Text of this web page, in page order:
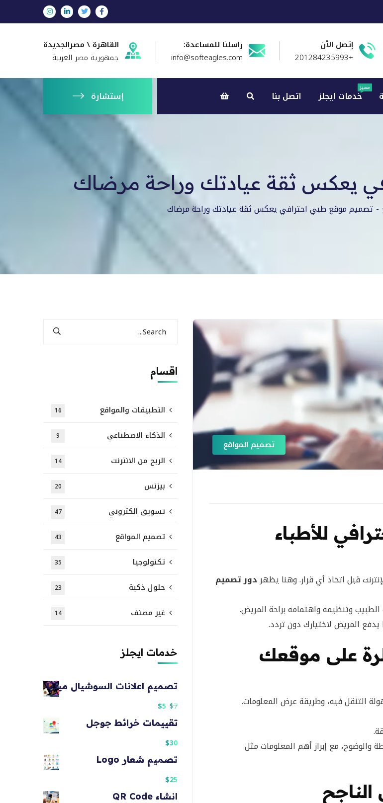
إتصل الأن
+201284235993
راسلنا للمساعدة:
info@softeagles.com
القاهرة \ مصرالجديدة
جمهورية مصر العربية
خدمات ايجلز
مميز
اتصل بنا إستشارة
يعكس ثقة عيادتك وراحة مرضاك
تصميم موقع طبي احترافي يعكس ثقة عيادتك وراحة مرضاك
تصميم المواقع
للأطباء
قبل اتخاذ أي قرار. وهنا يظهردور تصميم
وتنظيمه واهتمامه براحة المريض.
يدفع المريض لاختيارك دون تردد.
على موقعك
التنقل فيه، وطريقة عرض المعلومات.
والوضوح، مع إبراز أهم المعلومات مثل
اقسام
التطبيقات والمواقع 16
الذكاء الاصطناعي 9
الربح من الانترنت 14
بيزنس 20
تسويق الكتروني 47
تصميم المواقع 43
تكنولوجيا 35
حلول ذكية 23
غير مصنف 14
خدمات ايجلز
تصميم اعلانات السوشيال ميديا
$7
$5
تقييمات خرائط جوجل
$30
تصميم شعار Logo
$25
انشاء QR Code